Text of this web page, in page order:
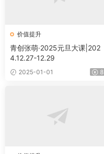
价值提升
青创张萌·2025元旦大课|202
4.12.27-12.29
2025-01-01 8